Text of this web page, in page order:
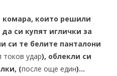
които решили
си купят иглички за
си те белите панталони
токов удар), облекли си
(после още един)…